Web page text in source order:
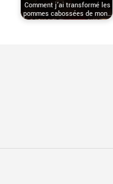
Comment j’ai transformé les
pommes cabossées de mon…